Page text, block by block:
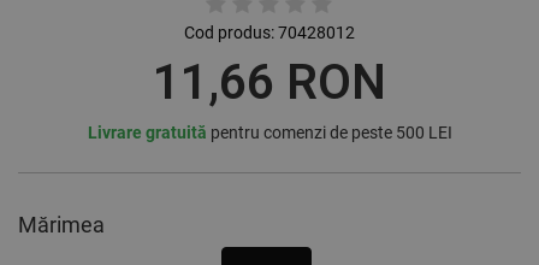
Cod produs:70428012
11,66 RON
Livrare gratuită pentru comenzi de peste 500 LEI
Mărimea